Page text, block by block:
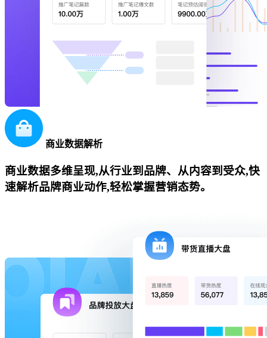
商业数据解析
商业数据多维呈现,从行业到品牌、从内容到受众,快
速解析品牌商业动作,轻松掌握营销态势。